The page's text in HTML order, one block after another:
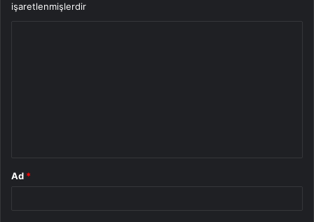
işaretlenmişlerdir
Ad *